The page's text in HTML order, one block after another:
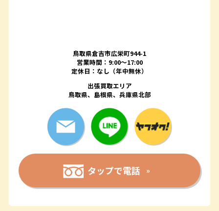
鳥取県倉吉市広栄町944-1
営業時間：9:00～17:00
定休日：なし（年中無休）
出張買取エリア
鳥取県、島根県、兵庫県北部
タップで電話